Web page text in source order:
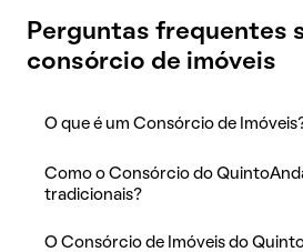
Perguntas frequentes
consórcio de imóveis
O que é um Consórcio de
Como o Consórcio do
tradicionais?
O Consórcio de Imóveis do